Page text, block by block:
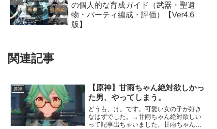
の個人的な育成ガイド（武器・聖遺
物・パーティ編成・評価）【Ver4.6
版】
関連記事
原神
【原神】甘雨ちゃん絶対欲しかっ
た男、やってしまう。
どうも、け。です。可愛い女の子が好き
なはずでした。→甘雨ちゃん絶対欲しい
って記事出ちゃいました。甘雨ちゃん絶